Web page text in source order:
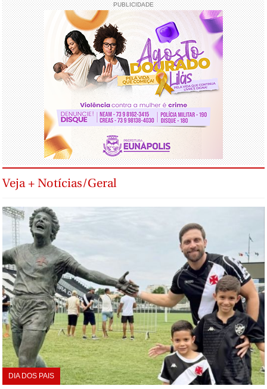
PUBLICIDADE
Veja + Notícias/Geral
DIA DOS PAIS